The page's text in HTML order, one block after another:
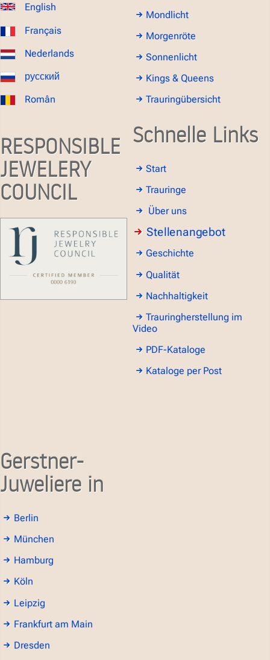
English
Français
Nederlands
русский
Român
RESPONSIBLE
JEWELERY
COUNCIL
Mondlicht
Morgenröte
Sonnenlicht
Kings & Queens
Trauringübersicht
Schnelle Links
Start
Trauringe
Über uns
Stellenangebot
Geschichte
Qualität
Nachhaltigkeit
Trauringherstellung im
Video
PDF-Kataloge
Kataloge per Post
Gerstner-
Juweliere in
Berlin
München
Hamburg
Köln
Leipzig
Frankfurt am Main
Dresden